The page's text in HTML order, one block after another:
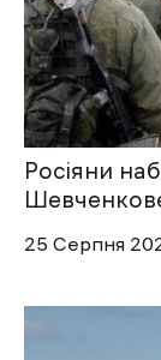
Росіяни
25 Cерпня